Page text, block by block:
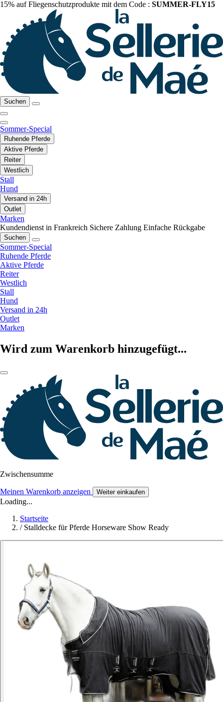
15% auf Fliegenschutzprodukte mit dem Code : SUMMER-FLY15
Suchen
Sommer-Special
Ruhende Pferde
Aktive Pferde
Reiter
Westlich
Stall
Hund
Versand in 24h
Outlet
Marken
Kundendienst in Frankreich Sichere Zahlung Einfache Rückgabe
Suchen
Sommer-Special
Ruhende Pferde
Aktive Pferde
Reiter
Westlich
Stall
Hund
Versand in 24h
Outlet
Marken
Wird zum Warenkorb hinzugefügt...
Zwischensumme
Meinen Warenkorb anzeigen Weiter einkaufen
Loading...
Startseite
/ Stalldecke für Pferde Horseware Show Ready